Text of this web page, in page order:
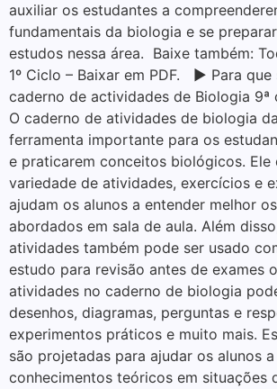
auxiliar os estudantes a
fundamentais da biologia e se
estudos nessa área. Baixe também:
1º Ciclo – Baixar em PDF. ▶ Para que
caderno de actividades de Biologia 9ª
O caderno de atividades de biologia
ferramenta importante para os
e praticarem conceitos biológicos. Ele
variedade de atividades, exercícios e
ajudam os alunos a entender melhor
abordados em sala de aula. Além
atividades também pode ser usado
estudo para revisão antes de exames
atividades no caderno de biologia
desenhos, diagramas, perguntas e
experimentos práticos e muito mais.
são projetadas para ajudar os alunos
conhecimentos teóricos em situações